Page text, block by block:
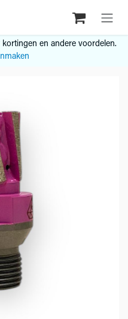
en andere voordelen.